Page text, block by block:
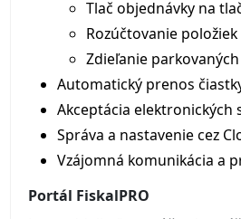
Tlač objednávky na
Rozúčtovanie
Zdieľanie
Automatický prenos
Akceptácia elektronických
Správa a nastavenie cez
Vzájomná komunikácia a
Portál FiskalPRO